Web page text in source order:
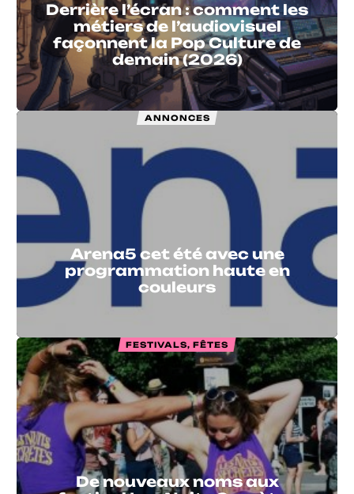
Derrière l’écran : comment les
métiers de l’audiovisuel
façonnent la Pop Culture de
demain (2026)
ANNONCES
Arena5 cet été avec une
programmation haute en
couleurs
FESTIVALS, FÊTES
De nouveaux noms aux